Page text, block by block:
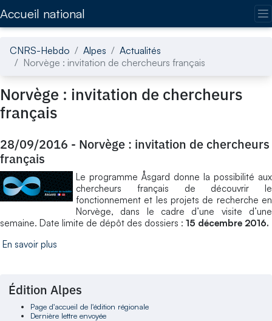
Accueil national
CNRS-Hebdo Alpes
Actualités
Norvège : invitation de chercheurs français
Norvège : invitation de chercheurs
français
28/09/2016 - Norvège : invitation de chercheurs
français
Le programme Åsgard donne la possibilité aux
chercheurs français de découvrir le
fonctionnement et les projets de recherche en
Norvège, dans le cadre d’une visite d’une
semaine. Date limite de dépôt des dossiers : 15 décembre 2016.
En savoir plus
Édition Alpes
Page d'accueil de l'édition régionale
Dernière lettre envoyée